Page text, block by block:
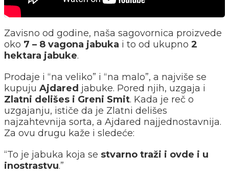
Zavisno od godine, naša sagovornica proizvede
oko 7 – 8 vagona jabuka i to od ukupno 2
hektara jabuke.
Prodaje i “na veliko” i “na malo”, a najviše se
kupuju Ajdared jabuke. Pored njih, uzgaja i
Zlatni delišes i Greni Smit. Kada je reč o
uzgajanju, ističe da je Zlatni delišes
najzahtevnija sorta, a Ajdared najjednostavnija.
Za ovu drugu kaže i sledeće:
“To je jabuka koja se stvarno traži i ovde i u
inostrastvu.”